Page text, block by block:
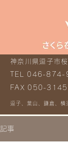
神奈川県逗子市
TEL 046-874-
FAX 050-
逗子、葉山、鎌倉、横
記事